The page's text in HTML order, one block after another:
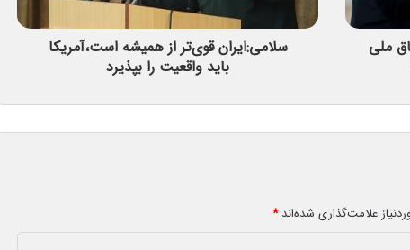
ملی
سلامی:ایران قوی‌تر از همیشه است،آمریکا
باید واقعیت را بپذیرد
علامت‌گذاری شده‌اند*